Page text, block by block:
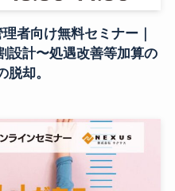
者向け無料セミナー｜
設計〜処遇改善等加算の
脱却。